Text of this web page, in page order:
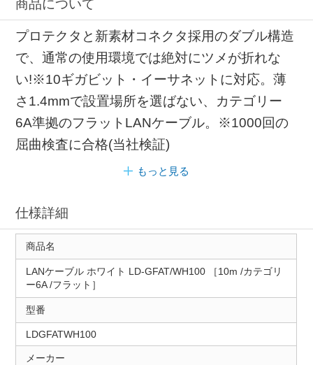
商品について
プロテクタと新素材コネクタ採用のダブル構造
で、通常の使用環境では絶対にツメが折れな
い!※10ギガビット・イーサネットに対応。薄
さ1.4mmで設置場所を選ばない、カテゴリー
6A準拠のフラットLANケーブル。※1000回の
屈曲検査に合格(当社検証)
もっと見る
仕様詳細
商品名
LANケーブル ホワイト LD-GFAT/WH100 ［10m /カテゴリ
ー6A /フラット］
型番
LDGFATWH100
メーカー